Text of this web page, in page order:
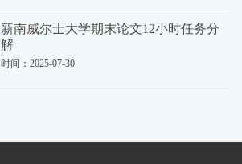
新南威尔士大学期末论文12小时任务分
解
时间：2025-07-30